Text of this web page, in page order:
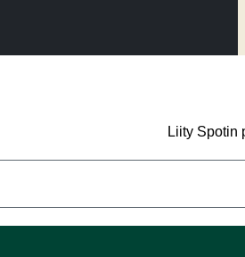
Liity Spotin